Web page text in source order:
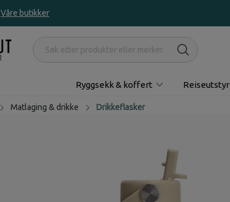
Våre butikker
Ryggsekk & koffert Reiseutstyr
Matlaging & drikke Drikkeflasker